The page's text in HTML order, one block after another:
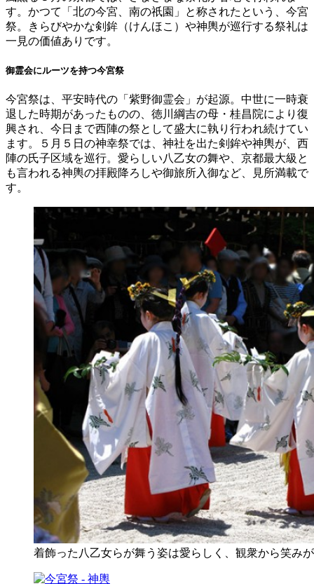
有
す。かつて「北の今宮、南の祇園」と称されたという、今宮
祭。きらびやかな剣鉾（けんほこ）や神輿が巡行する祭礼は
一見の価値ありです。
御霊会にルーツを持つ今宮祭
今宮祭は、平安時代の「紫野御霊会」が起源。中世に一時衰
退した時期があったものの、徳川綱吉の母・桂昌院により復
興され、今日まで西陣の祭として盛大に執り行われ続けてい
ます。５月５日の神幸祭では、神社を出た剣鉾や神輿が、西
陣の氏子区域を巡行。愛らしい八乙女の舞や、京都最大級と
も言われる神輿の拝殿降ろしや御旅所入御など、見所満載で
す。
着飾った八乙女らが舞う姿は愛らしく、観衆から笑み